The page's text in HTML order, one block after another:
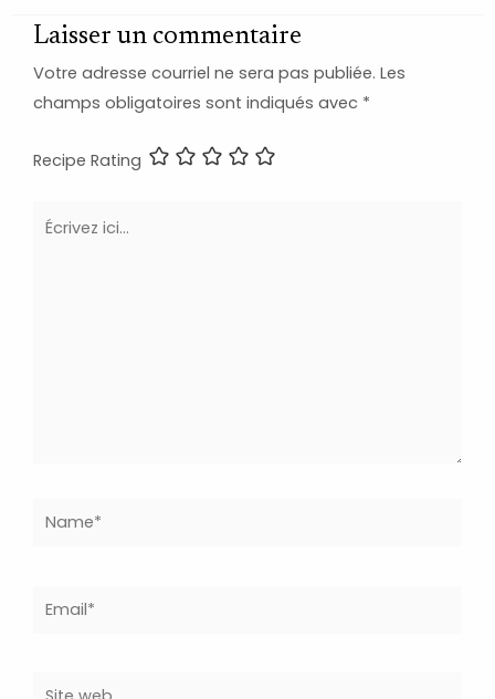
Laisser un commentaire
Votre adresse courriel ne sera pas publiée. Les
champs obligatoires sont indiqués avec *
Recipe Rating
Écrivez
Name*
Email*
Site